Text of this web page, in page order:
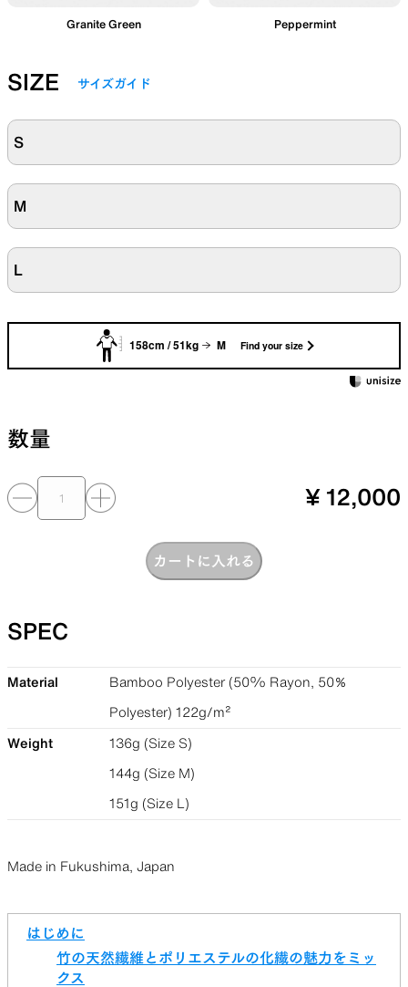
Granite Green Peppermint
SIZE サイズガイド
S
M
L
158cm / 51kg M Find your size
数量
¥ 12,000
カートに入れる
SPEC
Material Bamboo Polyester (50% Rayon, 50％
Polyester) 122g/m²
Weight 136g (Size S)
144g (Size M)
151g (Size L)
Made in Fukushima, Japan
はじめに
竹の天然繊維とポリエステルの化繊の魅力をミッ
クス